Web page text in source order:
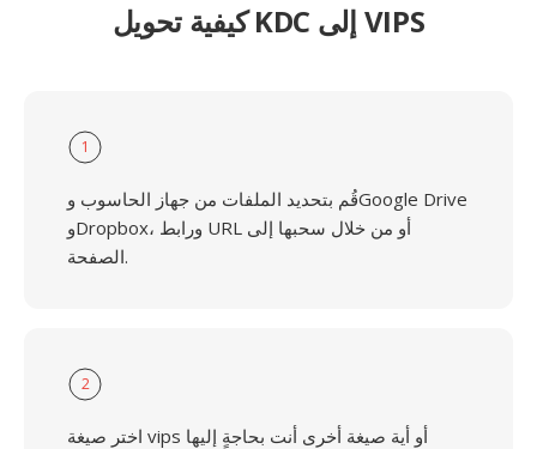
كيفية تحويل KDC إلى VIPS
1
قُم بتحديد الملفات من جهاز الحاسوب وGoogle Drive
وDropbox، ورابط URL أو من خلال سحبها إلى
الصفحة.
2
اختر صيغة vips أو أية صيغة أخرى أنت بحاجةٍ إليها